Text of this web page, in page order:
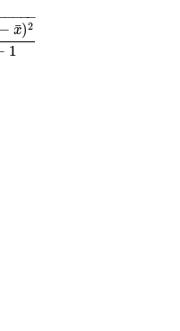
− x
¯)2
1
−
−−−
−1